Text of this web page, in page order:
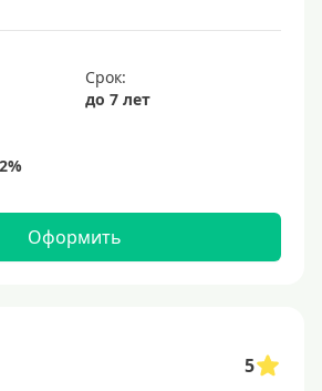
Срок:
до 7 лет
Оформить
5